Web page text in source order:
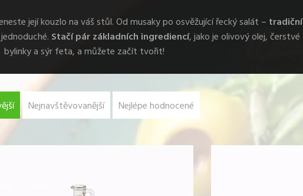
její kouzlo na váš stůl. Od musaky po osvěžující řecký salát – tradiční
Stačí pár základních ingrediencí, jako je olivový olej, čerstvé
bylinky a sýr feta, a můžete začít tvořit!
Nejnavštěvovanější Nejlépe hodnocené